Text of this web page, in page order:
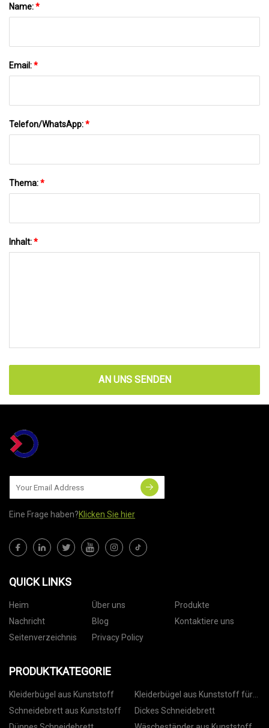
Name:*
Email:*
Telefon/WhatsApp:*
Thema:*
Inhalt:*
AN UNS SENDEN
Eine Frage haben?Klicken Sie hier
QUICK LINKS
Heim Über uns
Produkte
Nachricht
Blog
Kontaktiere uns
Seitenverzeichnis
Privacy Policy
PRODUKTKATEGORIE
Kleiderbügel aus Kunststoff
Kleiderbügel aus Kunststoff für
Hosen
Schneidebrett aus Kunststoff
Dickes Schneidebrett